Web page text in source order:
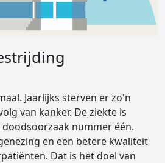
Jaarlijks sterven er zo'n
van kanker. De ziekte is
nummer één.
en een betere kwaliteit
Dat is het doel van